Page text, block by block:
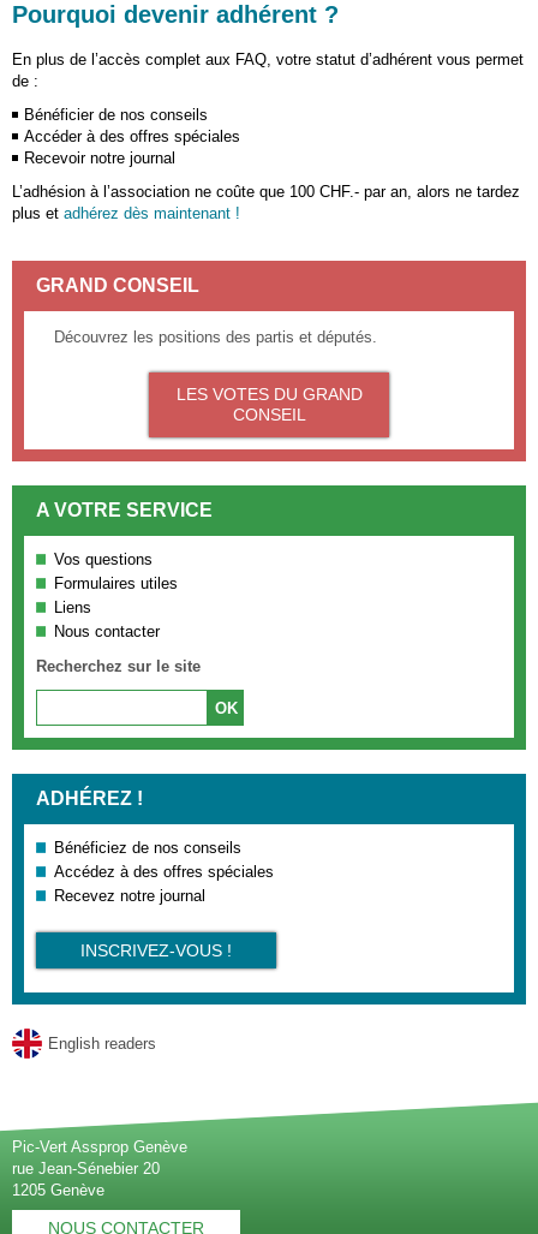
Pourquoi devenir adhérent ?
En plus de l’accès complet aux FAQ, votre statut d’adhérent vous permet
de :
Bénéficier de nos conseils
Accéder à des offres spéciales
Recevoir notre journal
L’adhésion à l’association ne coûte que 100 CHF.- par an, alors ne tardez
plus et adhérez dès maintenant !
GRAND CONSEIL
Découvrez les positions des partis et députés.
LES VOTES DU GRAND
CONSEIL
A VOTRE SERVICE
Vos questions
Formulaires utiles
Liens
Nous contacter
Recherchez sur le site
ADHÉREZ !
Bénéficiez de nos conseils
Accédez à des offres spéciales
Recevez notre journal
INSCRIVEZ-VOUS !
English readers
Pic-Vert Assprop Genève
rue Jean-Sénebier 20
1205 Genève
NOUS CONTACTER